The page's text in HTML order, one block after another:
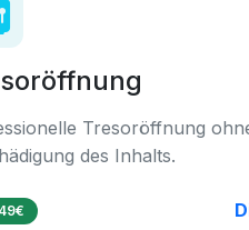
Tresoröffnung
des Inhalts.